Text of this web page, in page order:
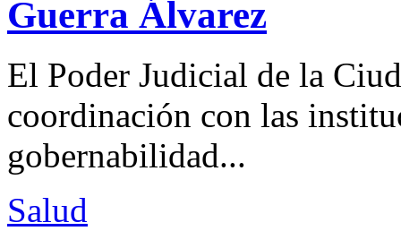
Guerra Álvarez
El Poder Judicial de la
coordinación con las
gobernabilidad...
Salud